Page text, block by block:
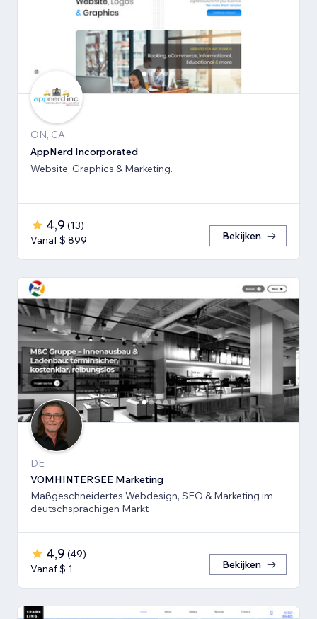
ON, CA
AppNerd Incorporated
Website, Graphics & Marketing.
4,9 (13)
Vanaf $ 899
Bekijken
DE
VOMHINTERSEE Marketing
Maßgeschneidertes Webdesign, SEO & Marketing im
deutschsprachigen Markt
4,9 (49)
Vanaf $ 1
Bekijken